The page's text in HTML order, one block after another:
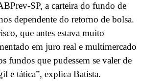
SP, a carteira do fundo de
dependente do retorno de bolsa.
que antes estava muito
em juro real e multimercado
fundos que pudessem se valer de
e tática”, explica Batista.